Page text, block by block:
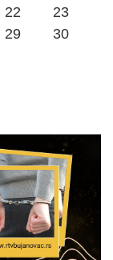
22
23
29
30